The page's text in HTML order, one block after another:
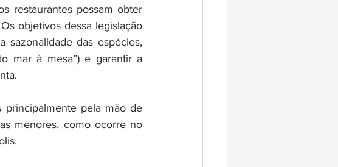
restaurantes possam obter
objetivos dessa legislação
sazonalidade das espécies,
mar à mesa”) e garantir a
principalmente pela mão de
menores, como ocorre no